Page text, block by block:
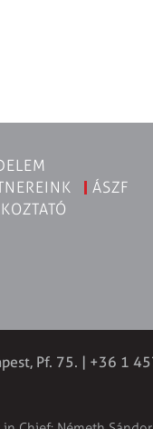
ÁSZF
Pf. 75. | +36 1